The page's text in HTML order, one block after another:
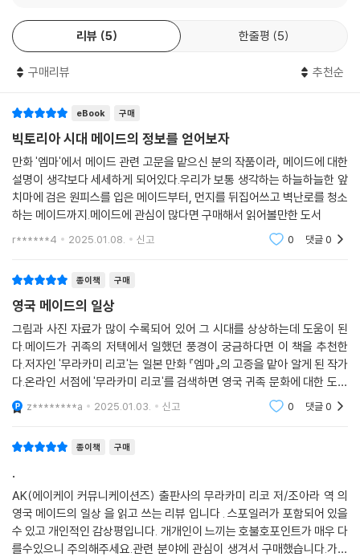
하녀의 무릎(하우스 메이드의 무릎)이라고 불리는 직업병
기술을 익혀 커리어를 쌓는 전직 예
여성 사용인의 정점, 가정부
쌓여있던 불만의 목소리
모습을 감춘 그녀들
참고문헌／후기
『영국 메이드의 일상』에서는 19세기 후반부터 20세기 초까지의 영국을
중심으로 다양한 타입의 일러스트와 사진 등을 모아, 메이드들의 인생을
재구축해보고자 한다. 「가장 평범한 여성들」을 조연에서 주연으로 옮겨와
서 그녀들의 시선을 따라가며 그들의 일과 슬픔, 분노, 사랑과 결혼, 미래
리뷰 5 한줄평 5
구매리뷰 추천순
eBook 구매
빅토리아 시대 메이드의 정보를 얻어보자
만화 '엠마'에서 메이드 관련 고문을 맡으신 분의 작품이라, 메이드에 대한
설명이 생각보다 세세하게 되어있다.우리가 보통 생각하는 하늘하늘한 앞
치마에 검은 원피스를 입은 메이드부터, 먼지를 뒤집어쓰고 벽난로를 청소
하는 메이드까지.메이드에 관심이 많다면 구매해서 읽어볼만한 도서
r******4 2025.01.08. 신고 0 댓글0
종이책 구매
영국 메이드의 일상
그림과 사진 자료가 많이 수록되어 있어 그 시대를 상상하는데 도움이 된
다.메이드가 귀족의 저택에서 일했던 풍경이 궁금하다면 이 책을 추천한
다.저자인 '무라카미 리코'는 일본 만화 『엠마』의 고증을 맡아 알게 된 작가
다.온라인 서점에 '무라카미 리코'를 검색하면 영국 귀족 문화에 대한 도서
가 여러 권 나온다. 이 책도 전반적으로 메이드의 직책과 일에 대해 담겨 있
어 자료집의
z********a 2025.01.03. 신고 0 댓글0
종이책 구매
.
AK(에이케이 커뮤니케이션즈) 출판사의 무라카미 리코 저/조아라 역 의
영국 메이드의 일상 을 읽고 쓰는 리뷰 입니다 . 스포일러가 포함되어 있을
수 있고 개인적인 감상평입니다. 개개인이 느끼는 호불호포인트가 매우 다
를수있으니 주의해주세요.관련 분야에 관심이 생겨서 구매했습니다.가볍